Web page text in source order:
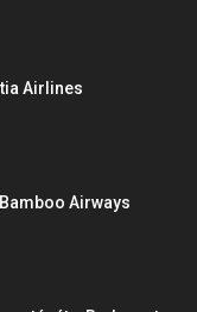
Airlines
Airways